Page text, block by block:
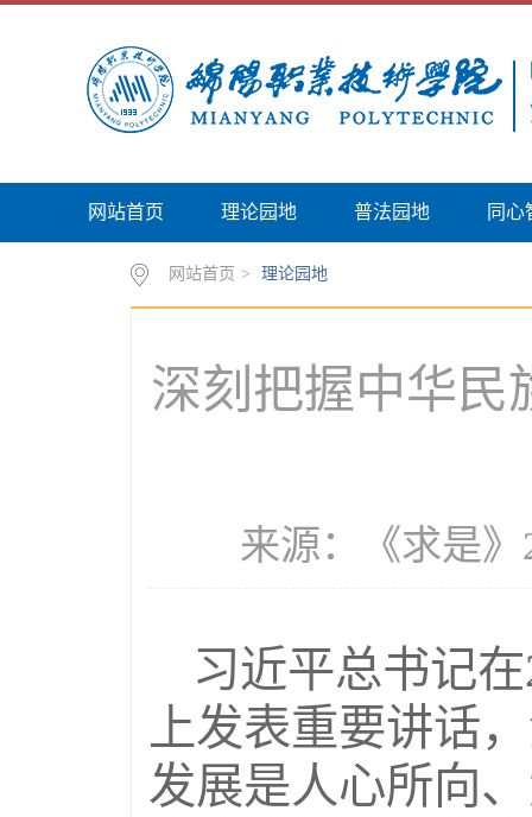
网站首页 理论园地 普法园地 同心
网站首页 > 理论园地
深刻把握中华民
来源：《求是》
习近平总书记
上发表重要讲话
发展是人心所向